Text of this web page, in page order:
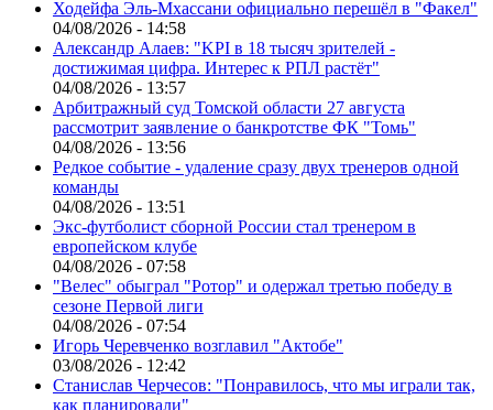
Ходейфа Эль-Мхассани официально перешёл в "Факел"
04/08/2026 - 14:58
Александр Алаев: "KPI в 18 тысяч зрителей -
достижимая цифра. Интерес к РПЛ растёт"
04/08/2026 - 13:57
Арбитражный суд Томской области 27 августа
рассмотрит заявление о банкротстве ФК "Томь"
04/08/2026 - 13:56
Редкое событие - удаление сразу двух тренеров одной
команды
04/08/2026 - 13:51
Экс-футболист сборной России стал тренером в
европейском клубе
04/08/2026 - 07:58
"Велес" обыграл "Ротор" и одержал третью победу в
сезоне Первой лиги
04/08/2026 - 07:54
Игорь Черевченко возглавил "Актобе"
03/08/2026 - 12:42
Станислав Черчесов: "Понравилось, что мы играли так,
как планировали"